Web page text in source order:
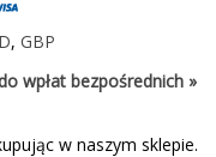
, GBP
wpłat bezpośrednich »
w naszym sklepie.